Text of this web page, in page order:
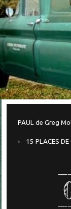
PAUL de Greg
15 PLACES